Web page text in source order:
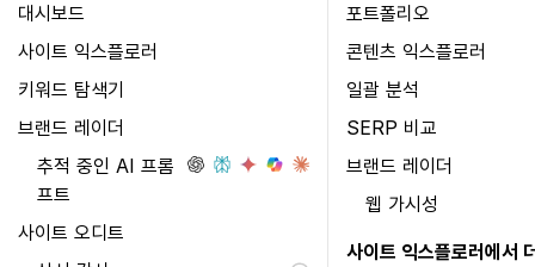
대시보드
사이트 익스플로러
키워드 탐색기
브랜드 레이더
추적 중인 AI 프롬
프트
사이트 오디트
포트폴리오
콘텐츠 익스플로러
일괄 분석
SERP 비교
브랜드 레이더
웹 가시성
사이트 익스플로러에서